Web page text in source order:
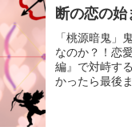
断の恋の始
「桃源暗鬼」
なのか？！恋
編』で対峙す
かったら最後